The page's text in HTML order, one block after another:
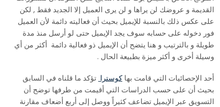
القديمة و عروضك لن يراها و لن يرى العميل إلا الجديد فقط , لكن
على عكس ذلك بالنسبة للإيميل بحيث أن فعاليته دائمة لأن العميل
فور دخوله على حسابه سوف يجد الإيميل حتى لو أرسل منذ مدة
طويلة و بالترتيب و هنا يتضح أن الإيميل ذو فعالية دائمة أكثر من أي
وسيلة أخرى و أكثر ميزة بطبيعة الحال .
أحد الإحصائيات التي قامت بهاكوسترا تؤكد ما قلناه في السابق
بحيث أن على حسب الدراسات التي أقيمت من طرفها توضح أن
التسويق عبر الإيميل تضاعف كثيراً ووصل إلى أربع أضعاف مقارنة